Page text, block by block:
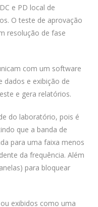
e PD local de
O teste de aprovação
resolução de fase
com um software
dados e exibição de
e gera relatórios.
do laboratório, pois é
que a banda de
para uma faixa menos
da frequência. Além
para bloquear
exibidos como uma